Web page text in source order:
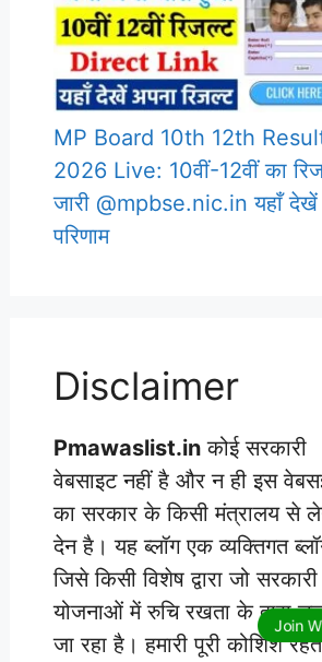
MP Board 10th 12th
2026 Live: 10वीं-12वीं का
जारी @mpbse.nic.in यहाँ देखें
परिणाम
Disclaimer
Pmawaslist.in कोई सरकारी
वेबसाइट नहीं है और न ही इस
का सरकार के किसी मंत्रालय से
देन है। यह ब्लॉग एक व्यक्तिगत
जिसे किसी विशेष द्वारा जो सरकारी
योजनाओं में रुचि रखता के द्वारा
जा रहा है। हमारी पूरी कोशिश